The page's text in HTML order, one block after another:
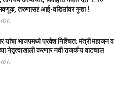
तरुणासह आई-वडिलांवर गुन्हा !
यांचा भाजपमध्ये प्रवेश निश्चित; मंत्री महाजन व
नेतृत्वाखाली करणार नवी राजकीय वाटचाल